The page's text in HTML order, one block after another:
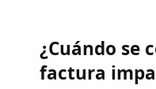
¿Cuándo se
factura